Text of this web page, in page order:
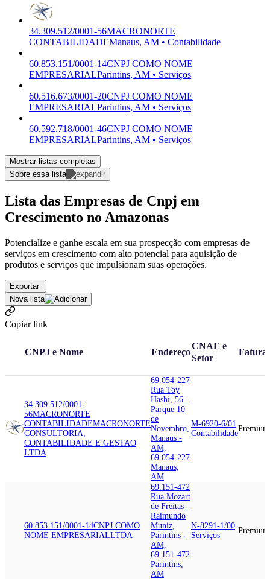
34.309.512/0001-56MACRONORTE
CONTABILIDADEManaus, AM • Contabilidade
60.853.151/0001-14CNPJ COMO NOME
EMPRESARIALParintins, AM • Serviços
60.516.673/0001-20CNPJ COMO NOME
EMPRESARIALParintins, AM • Serviços
60.592.718/0001-46CNPJ COMO NOME
EMPRESARIALParintins, AM • Serviços
Mostrar listas completas
Sobre essa lista
Lista das Empresas de Cnpj em
Crescimento no Amazonas
Potencialize e ganhe escala em sua prospecção com empresas de
serviços em crescimento com alto potencial para aquisição de
produtos e serviços que impulsionam suas operações.
Exportar
Nova lista
Copiar link
CNPJ e Nome Endereço
CNAE e
Setor
34.309.512/0001-
56MACRONORTE
CONTABILIDADEMACRONORTE
CONSULTORIA,
CONTABILIDADE E GESTAO
LTDA
69.054-227
Rua Toy
Hashi, 56 -
Parque 10
de
Novembro,
Manaus -
AM,
69.054-227
Manaus,
AM
M-6920-6/01
Contabilidade
Premium
60.853.151/0001-14CNPJ COMO
NOME EMPRESARIALLTDA
69.151-472
Rua Mozart
de Freitas -
Raimundo
Muniz,
Parintins -
AM,
69.151-472
Parintins,
AM
N-8291-1/00
Serviços
Premium